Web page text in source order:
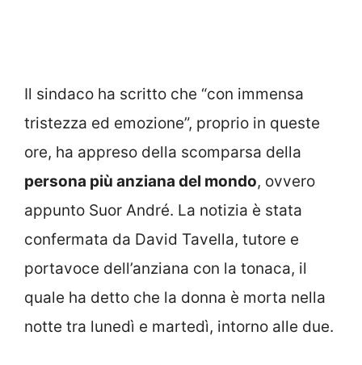
Il sindaco ha scritto che “con immensa
tristezza ed emozione”, proprio in queste
ore, ha appreso della scomparsa della
persona più anziana del mondo, ovvero
appunto Suor André. La notizia è stata
confermata da David Tavella, tutore e
portavoce dell’anziana con la tonaca, il
quale ha detto che la donna è morta nella
notte tra lunedì e martedì, intorno alle due.